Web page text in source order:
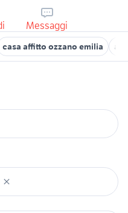
Messaggi
casa affitto ozzano emilia